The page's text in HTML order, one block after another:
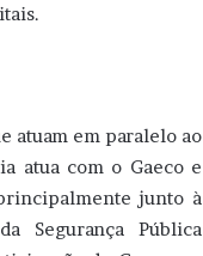
atuam em paralelo ao
atua com o Gaeco e
junto à
Segurança Pública